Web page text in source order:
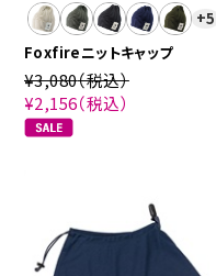
+5
Foxfireニットキャップ
¥3,080（税込）
¥2,156（税込）